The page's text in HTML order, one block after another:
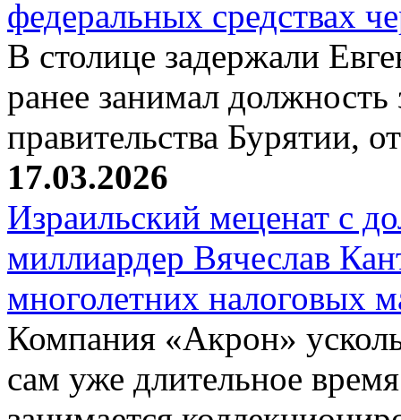
федеральных средствах
В столице задержали
ранее занимал должность
правительства Бурятии,
17.03.2026
Израильский меценат с
миллиардер Вячеслав
многолетних налоговых
Компания «Акрон»
сам уже длительное